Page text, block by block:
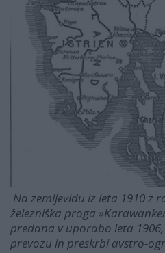
Na zemljevidu iz leta 1910 z
železniška proga
predana v uporabo leta
prevozu in preskrbi avstro-